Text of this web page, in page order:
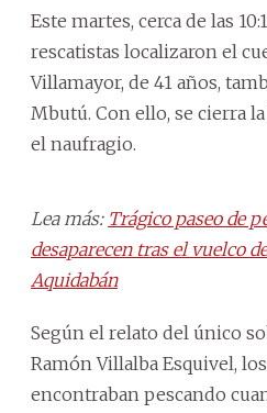
Este martes, cerca de las
rescatistas localizaron el
Villamayor, de 41 años,
Mbutú. Con ello, se cierra
el naufragio.
Lea más: Trágico paseo de
desaparecen tras el vuelco
Aquidabán
Según el relato del único
Ramón Villalba Esquivel,
encontraban pescando